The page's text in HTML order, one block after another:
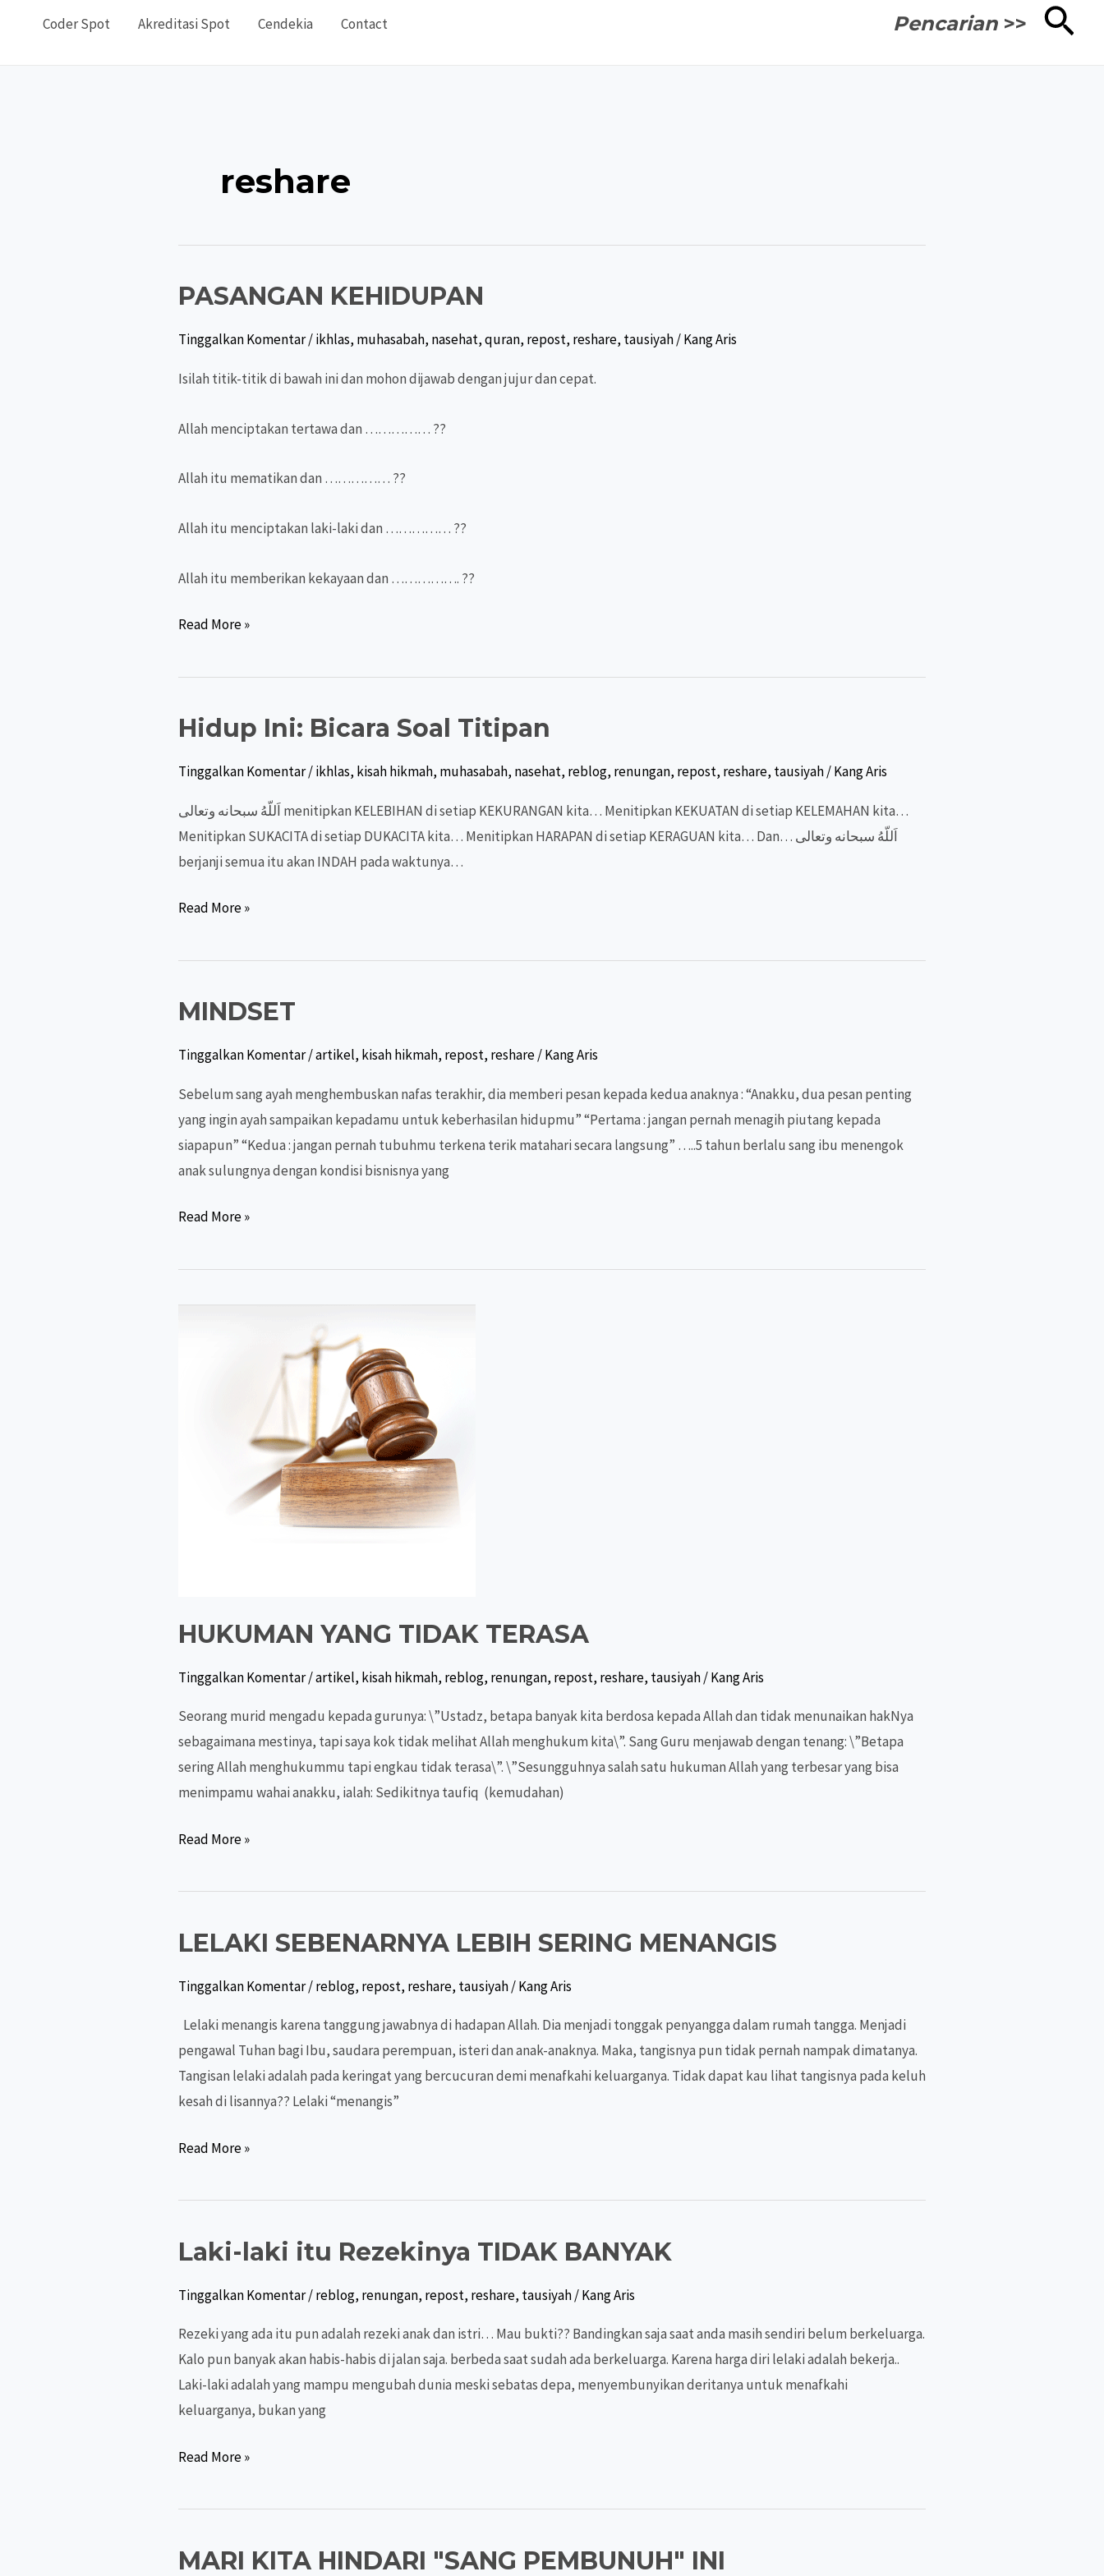
Coder Spot Akreditasi Spot Cendekia Contact Pencarian >> Cari
reshare
PASANGAN KEHIDUPAN
Tinggalkan Komentar/ikhlas, muhasabah, nasehat,quran, repost, reshare, tausiyah/Kang Aris
Isilah titik-titik di bawah ini dan mohon dijawab dengan jujur dan cepat.
Allah menciptakan tertawa dan …………… ??
Allah itu mematikan dan …………… ??
Allah itu menciptakan laki-laki dan …………… ??
Allah itu memberikan kekayaan dan ……………. ??
PASANGAN
Read More »
Hidup Ini: Bicara Soal Titipan
Tinggalkan Komentar/ikhlas, kisah hikmah, muhasabah, nasehat, reblog, renungan, repost, reshare, tausiyah/Kang Aris
اَللّهُ سبحانه وتعالى menitipkan KELEBIHAN di setiap KEKURANGAN kita… Menitipkan KEKUATAN di setiap KELEMAHAN kita…
Menitipkan SUKACITA di setiap DUKACITA kita… Menitipkan HARAPAN di setiap KERAGUAN kita… Dan… اَللّهُ سبحانه وتعالى
berjanji semua itu akan INDAH pada waktunya…
Hidup
Bicara
Titipan
Read More »
MINDSET
Tinggalkan Komentar/artikel, kisah hikmah, repost, reshare/Kang Aris
Sebelum sang ayah menghembuskan nafas terakhir, dia memberi pesan kepada kedua anaknya : “Anakku, dua pesan penting
yang ingin ayah sampaikan kepadamu untuk keberhasilan hidupmu” “Pertama : jangan pernah menagih piutang kepada
siapapun” “Kedua : jangan pernah tubuhmu terkena terik matahari secara langsung” …..5 tahun berlalu sang ibu menengok
anak sulungnya dengan kondisi bisnisnya yang
MINDSET
Read More »
HUKUMAN YANG TIDAK TERASA
Tinggalkan Komentar/artikel, kisah hikmah, reblog, renungan, repost, reshare, tausiyah/Kang Aris
Seorang murid mengadu kepada gurunya: \”Ustadz, betapa banyak kita berdosa kepada Allah dan tidak menunaikan hakNya
sebagaimana mestinya, tapi saya kok tidak melihat Allah menghukum kita\”. Sang Guru menjawab dengan tenang: \”Betapa
sering Allah menghukummu tapi engkau tidak terasa\”. \”Sesungguhnya salah satu hukuman Allah yang terbesar yang bisa
menimpamu wahai anakku, ialah: Sedikitnya taufiq (kemudahan)
HUKUMAN
TIDAK
Read More »
LELAKI SEBENARNYA LEBIH SERING MENANGIS
Tinggalkan Komentar/reblog, repost, reshare, tausiyah/Kang Aris
Lelaki menangis karena tanggung jawabnya di hadapan Allah. Dia menjadi tonggak penyangga dalam rumah tangga. Menjadi
pengawal Tuhan bagi Ibu, saudara perempuan, isteri dan anak-anaknya. Maka, tangisnya pun tidak pernah nampak dimatanya.
Tangisan lelaki adalah pada keringat yang bercucuran demi menafkahi keluarganya. Tidak dapat kau lihat tangisnya pada keluh
kesah di lisannya?? Lelaki “menangis”
LELAKI
LEBIH
MENANGIS
Read More »
Laki-laki itu Rezekinya TIDAK BANYAK
Tinggalkan Komentar/reblog, renungan, repost, reshare, tausiyah/Kang Aris
Rezeki yang ada itu pun adalah rezeki anak dan istri… Mau bukti?? Bandingkan saja saat anda masih sendiri belum berkeluarga.
Kalo pun banyak akan habis-habis di jalan saja. berbeda saat sudah ada berkeluarga. Karena harga diri lelaki adalah bekerja..
Laki-laki adalah yang mampu mengubah dunia meski sebatas depa, menyembunyikan deritanya untuk menafkahi
keluarganya, bukan yang
Laki-
itu
TIDAK
Read More »
MARI KITA HINDARI "SANG PEMBUNUH" INI